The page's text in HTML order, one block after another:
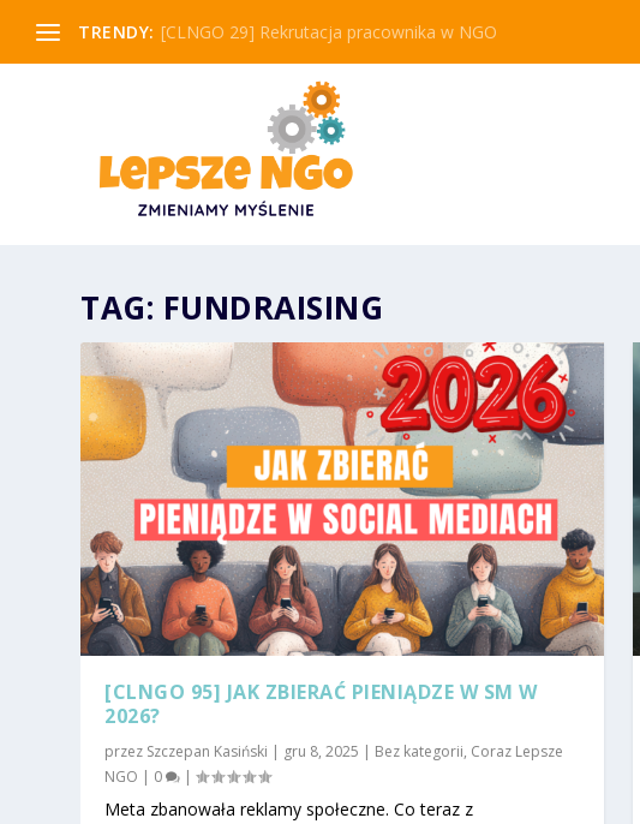
TRENDY: [CLNGO 29] Rekrutacja pracownika w NGO
TAG: FUNDRAISING
[CLNGO 95] JAK ZBIERAĆ PIENIĄDZE W SM W
2026?
przez Szczepan Kasiński | gru 8, 2025 | Bez kategorii, Coraz Lepsze
NGO | 0 |
Meta zbanowała reklamy społeczne. Co teraz z